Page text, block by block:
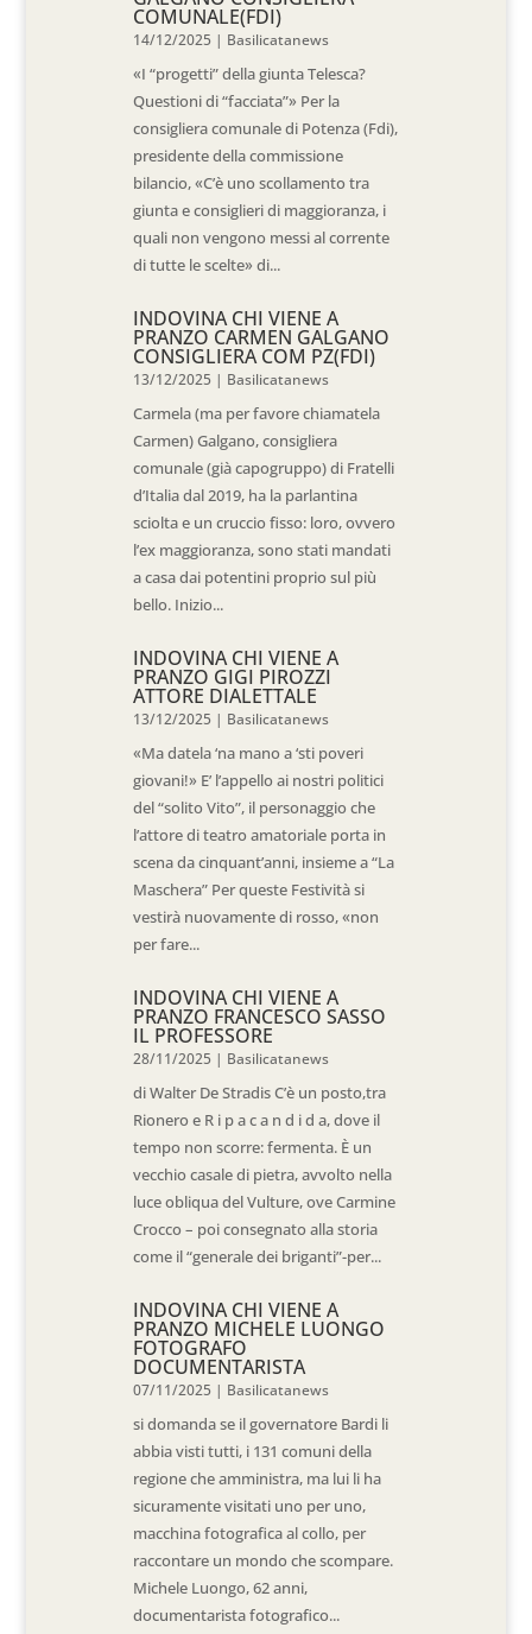
COMUNALE(FDI)
14/12/2025 | Basilicatanews
«I “progetti” della giunta Telesca?
Questioni di “facciata”» Per la
consigliera comunale di Potenza (Fdi),
presidente della commissione
bilancio, «C’è uno scollamento tra
giunta e consiglieri di maggioranza, i
quali non vengono messi al corrente
di tutte le scelte» di...
INDOVINA CHI VIENE A
PRANZO CARMEN GALGANO
CONSIGLIERA COM PZ(FDI)
13/12/2025 | Basilicatanews
Carmela (ma per favore chiamatela
Carmen) Galgano, consigliera
comunale (già capogruppo) di Fratelli
d’Italia dal 2019, ha la parlantina
sciolta e un cruccio fisso: loro, ovvero
l’ex maggioranza, sono stati mandati
a casa dai potentini proprio sul più
bello. Inizio...
INDOVINA CHI VIENE A
PRANZO GIGI PIROZZI
ATTORE DIALETTALE
13/12/2025 | Basilicatanews
«Ma datela ‘na mano a ‘sti poveri
giovani!» E’ l’appello ai nostri politici
del “solito Vito”, il personaggio che
l’attore di teatro amatoriale porta in
scena da cinquant’anni, insieme a “La
Maschera” Per queste Festività si
vestirà nuovamente di rosso, «non
per fare...
INDOVINA CHI VIENE A
PRANZO FRANCESCO SASSO
IL PROFESSORE
28/11/2025 | Basilicatanews
di Walter De Stradis C’è un posto,tra
Rionero e R i p a c a n d i d a, dove il
tempo non scorre: fermenta. È un
vecchio casale di pietra, avvolto nella
luce obliqua del Vulture, ove Carmine
Crocco – poi consegnato alla storia
come il “generale dei briganti”-per...
INDOVINA CHI VIENE A
PRANZO MICHELE LUONGO
FOTOGRAFO
DOCUMENTARISTA
07/11/2025 | Basilicatanews
si domanda se il governatore Bardi li
abbia visti tutti, i 131 comuni della
regione che amministra, ma lui li ha
sicuramente visitati uno per uno,
macchina fotografica al collo, per
raccontare un mondo che scompare.
Michele Luongo, 62 anni,
documentarista fotografico...